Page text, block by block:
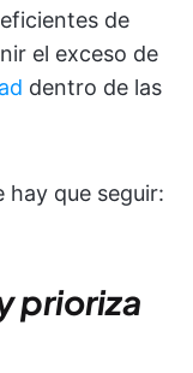
de
el exceso de
dentro de las
hay que seguir:
prioriza